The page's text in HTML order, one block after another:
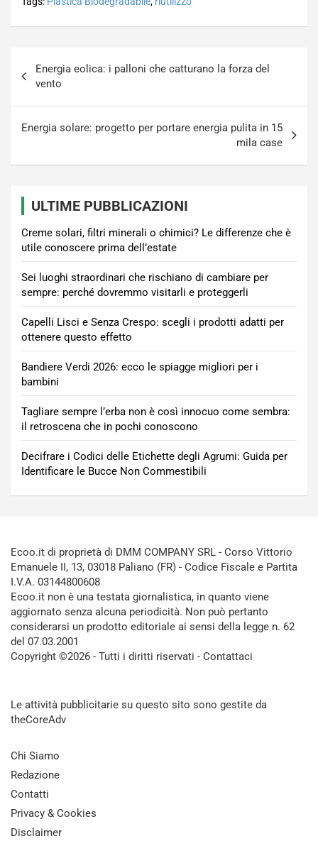
articoli
Energia eolica: i palloni che catturano la forza del
vento
Energia solare: progetto per portare energia pulita in 15
mila case
ULTIME PUBBLICAZIONI
Creme solari, filtri minerali o chimici? Le differenze che è
utile conoscere prima dell’estate
Sei luoghi straordinari che rischiano di cambiare per
sempre: perché dovremmo visitarli e proteggerli
Capelli Lisci e Senza Crespo: scegli i prodotti adatti per
ottenere questo effetto
Bandiere Verdi 2026: ecco le spiagge migliori per i
bambini
Tagliare sempre l’erba non è così innocuo come sembra:
il retroscena che in pochi conoscono
Decifrare i Codici delle Etichette degli Agrumi: Guida per
Identificare le Bucce Non Commestibili
Ecoo.it di proprietà di DMM COMPANY SRL - Corso Vittorio
Emanuele II, 13, 03018 Paliano (FR) - Codice Fiscale e Partita
I.V.A. 03144800608
Ecoo.it non è una testata giornalistica, in quanto viene
aggiornato senza alcuna periodicità. Non può pertanto
considerarsi un prodotto editoriale ai sensi della legge n. 62
del 07.03.2001
Copyright ©2026 - Tutti i diritti riservati - Contattaci
Le attività pubblicitarie su questo sito sono gestite da
theCoreAdv
Chi Siamo
Redazione
Contatti
Privacy & Cookies
Disclaimer